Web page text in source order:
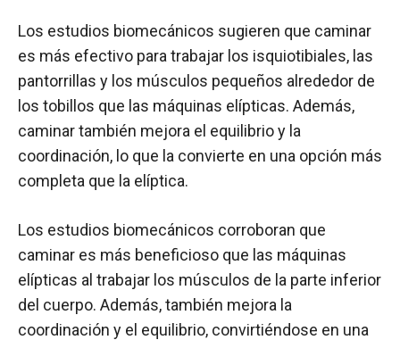
Los estudios biomecánicos sugieren que caminar
es más efectivo para trabajar los isquiotibiales, las
pantorrillas y los músculos pequeños alrededor de
los tobillos que las máquinas elípticas. Además,
caminar también mejora el equilibrio y la
coordinación, lo que la convierte en una opción más
completa que la elíptica.
Los estudios biomecánicos corroboran que
caminar es más beneficioso que las máquinas
elípticas al trabajar los músculos de la parte inferior
del cuerpo. Además, también mejora la
coordinación y el equilibrio, convirtiéndose en una